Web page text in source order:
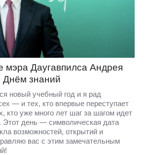
мэра Даугавпилса Андрея
Днём знаний
новый учебный год и я рад
— и тех, кто впервые переступает
кто уже много лет шаг за шагом идет
Этот день — символическая дата
возможностей, открытий и
вас с этим замечательным